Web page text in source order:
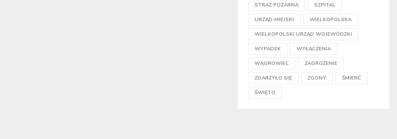
STRAŻ POŻARNA SZPITAL
URZĄD MIEJSKI WIELKOPOLSKA
WIELKOPOLSKI URZĄD WOJEWÓDZKI
WYPADEK WYŁĄCZENIA
WĄGROWIEC ZAGROŻENIE
ZDARZYŁO SIĘ ZGONY ŚMIERĆ
ŚWIĘTO